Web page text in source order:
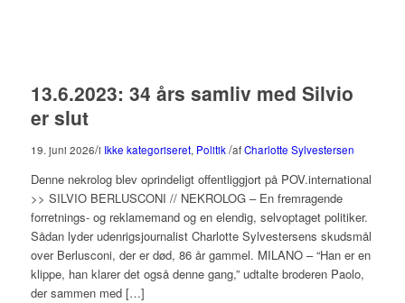
13.6.2023: 34 års samliv med Silvio
er slut
19. juni 2026/i Ikke kategoriseret, Politik /afCharlotte Sylvestersen
Denne nekrolog blev oprindeligt offentliggjort på POV.international
>> SILVIO BERLUSCONI // NEKROLOG – En fremragende
forretnings- og reklamemand og en elendig, selvoptaget politiker.
Sådan lyder udenrigsjournalist Charlotte Sylvestersens skudsmål
over Berlusconi, der er død, 86 år gammel. MILANO – “Han er en
klippe, han klarer det også denne gang,” udtalte broderen Paolo,
der sammen med […]